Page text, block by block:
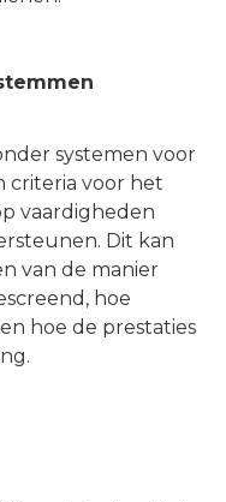
systemen voor
criteria voor het
vaardigheden
Dit kan
van de manier
hoe
hoe de prestaties